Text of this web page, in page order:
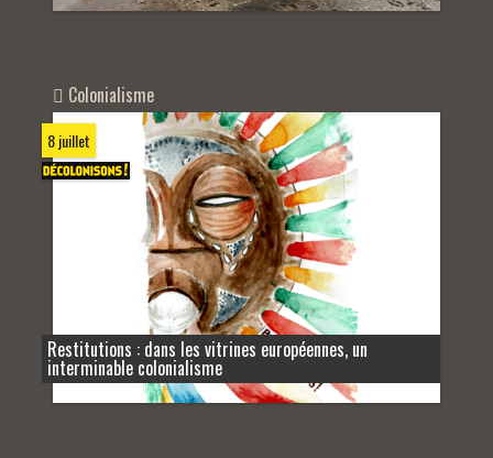
Colonialisme
8 juillet
Restitutions : dans les vitrines européennes, un
interminable colonialisme